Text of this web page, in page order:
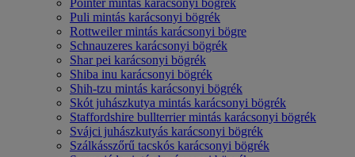
Pointer mintás karácsonyi bögrék
Puli mintás karácsonyi bögrék
Rottweiler mintás karácsonyi bögre
Schnauzeres karácsonyi bögrék
Shar pei karácsonyi bögrék
Shiba inu karácsonyi bögrék
Shih-tzu mintás karácsonyi bögrék
Skót juhászkutya mintás karácsonyi bögrék
Staffordshire bullterrier mintás karácsonyi bögrék
Svájci juhászkutyás karácsonyi bögrék
Szálkásszőrű tacskós karácsonyi bögrék